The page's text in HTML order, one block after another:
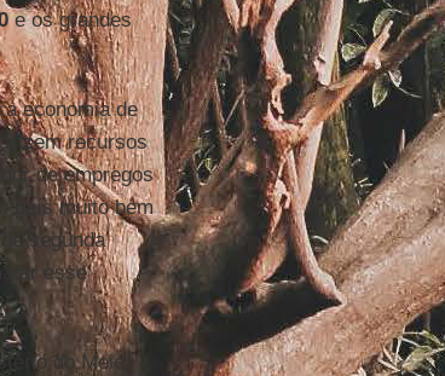
e os grandes
a economia de
recursos
de empregos
país muito bem
segunda
esse
do Meio